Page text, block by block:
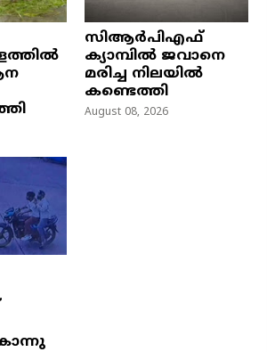
സിആർപിഎഫ്
ക്യാമ്പിൽ ജവാനെ
മരിച്ച നിലയിൽ
കണ്ടെത്തി
August 08, 2026